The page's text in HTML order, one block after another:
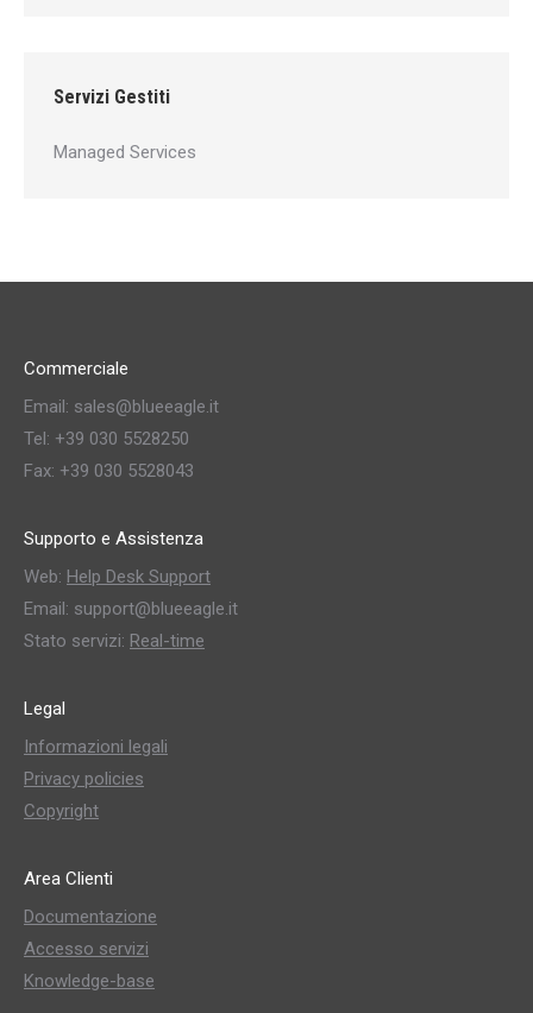
Servizi Gestiti
Managed Services
Commerciale
Email: sales@blueeagle.it
Tel: +39 030 5528250
Fax: +39 030 5528043
Supporto e Assistenza
Web: Help Desk Support
Email: support@blueeagle.it
Stato servizi: Real-time
Legal
Informazioni legali
Privacy policies
Copyright
Area Clienti
Documentazione
Accesso servizi
Knowledge-base